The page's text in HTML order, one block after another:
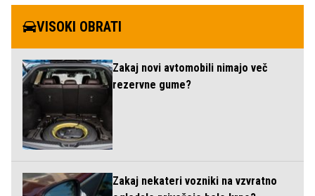
VISOKI OBRATI
Zakaj novi avtomobili nimajo več
rezervne gume?
Zakaj nekateri vozniki na vzvratno